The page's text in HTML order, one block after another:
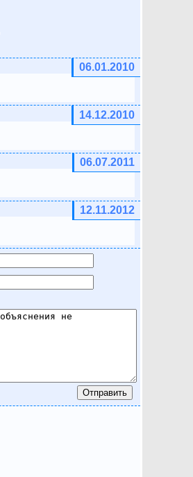
06.01.2010
14.12.2010
06.07.2011
12.11.2012